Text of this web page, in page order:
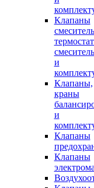
Клапаны
и
Клапаны,
краны
и
Клапаны
Клапаны